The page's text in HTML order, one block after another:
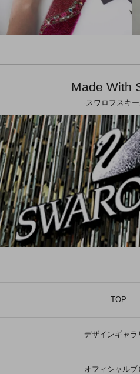
Made With
-スワロフスキ
TOP
デザインギャラ
オフィシャルブ